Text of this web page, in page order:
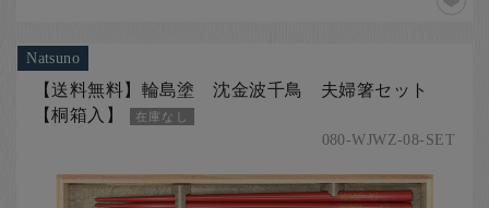
Natsuno
【送料無料】輪島塗 沈金波千鳥 夫婦箸セット
【桐箱入】
在庫なし
080-WJWZ-08-SET